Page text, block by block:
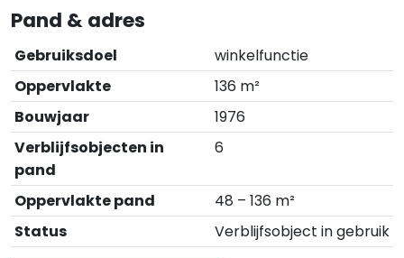
Pand & adres
Gebruiksdoel
winkelfunctie
Oppervlakte
136 m²
Bouwjaar
1976
Verblijfsobjecten in
pand
6
Oppervlakte pand
48 – 136 m²
Status
Verblijfsobject in gebruik